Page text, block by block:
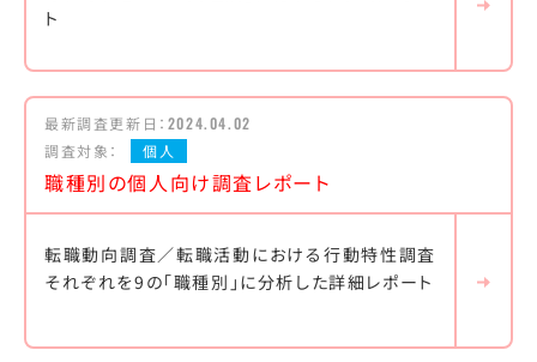
ト
最新調査更新日： 2024.04.02
調査対象：
個人
職種別の個人向け調査レポート
転職動向調査／転職活動における行動特性調査
それぞれを9の「職種別」に分析した詳細レポート